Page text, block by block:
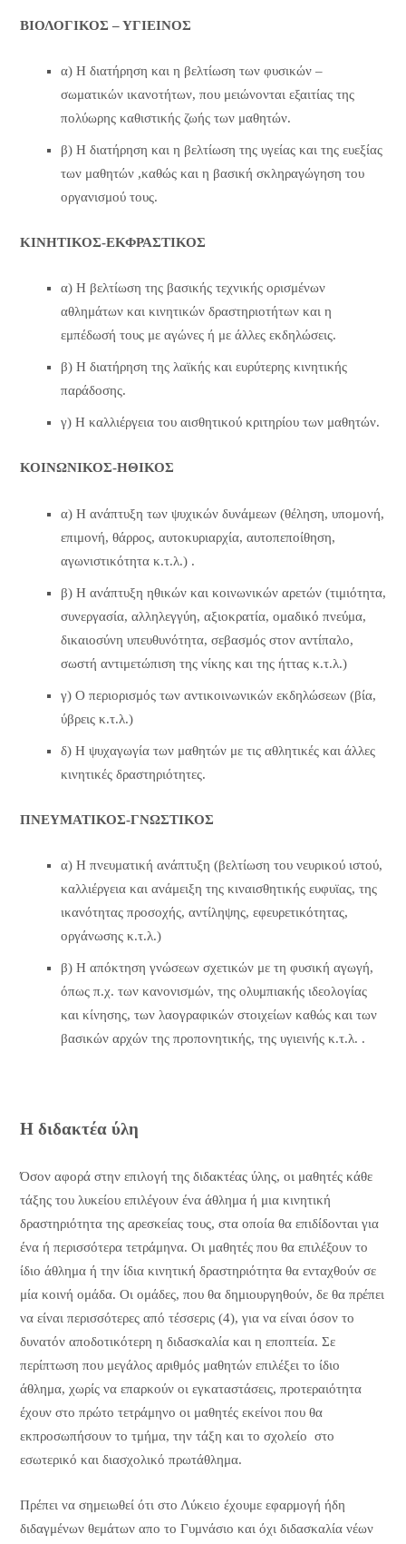
ΒΙΟΛΟΓΙΚΟΣ – ΥΓΙΕΙΝΟΣ
α) Η διατήρηση και η βελτίωση των φυσικών –
σωματικών ικανοτήτων, που μειώνονται εξαιτίας της
πολύωρης καθιστικής ζωής των μαθητών.
β) Η διατήρηση και η βελτίωση της υγείας και της ευεξίας
των μαθητών ,καθώς και η βασική σκληραγώγηση του
οργανισμού τους.
ΚΙΝΗΤΙΚΟΣ-ΕΚΦΡΑΣΤΙΚΟΣ
α) Η βελτίωση της βασικής τεχνικής ορισμένων
αθλημάτων και κινητικών δραστηριοτήτων και η
εμπέδωσή τους με αγώνες ή με άλλες εκδηλώσεις.
β) Η διατήρηση της λαϊκής και ευρύτερης κινητικής
παράδοσης.
γ) Η καλλιέργεια του αισθητικού κριτηρίου των μαθητών.
ΚΟΙΝΩΝΙΚΟΣ-ΗΘΙΚΟΣ
α) Η ανάπτυξη των ψυχικών δυνάμεων (θέληση, υπομονή,
επιμονή, θάρρος, αυτοκυριαρχία, αυτοπεποίθηση,
αγωνιστικότητα κ.τ.λ.) .
β) Η ανάπτυξη ηθικών και κοινωνικών αρετών (τιμιότητα,
συνεργασία, αλληλεγγύη, αξιοκρατία, ομαδικό πνεύμα,
δικαιοσύνη υπευθυνότητα, σεβασμός στον αντίπαλο,
σωστή αντιμετώπιση της νίκης και της ήττας κ.τ.λ.)
γ) Ο περιορισμός των αντικοινωνικών εκδηλώσεων (βία,
ύβρεις κ.τ.λ.)
δ) Η ψυχαγωγία των μαθητών με τις αθλητικές και άλλες
κινητικές δραστηριότητες.
ΠΝΕΥΜΑΤΙΚΟΣ-ΓΝΩΣΤΙΚΟΣ
α) Η πνευματική ανάπτυξη (βελτίωση του νευρικού ιστού,
καλλιέργεια και ανάμειξη της κιναισθητικής ευφυϊας, της
ικανότητας προσοχής, αντίληψης, εφευρετικότητας,
οργάνωσης κ.τ.λ.)
β) Η απόκτηση γνώσεων σχετικών με τη φυσική αγωγή,
όπως π.χ. των κανονισμών, της ολυμπιακής ιδεολογίας
και κίνησης, των λαογραφικών στοιχείων καθώς και των
βασικών αρχών της προπονητικής, της υγιεινής κ.τ.λ. .
Η διδακτέα ύλη
Όσον αφορά στην επιλογή της διδακτέας ύλης, οι μαθητές κάθε
τάξης του λυκείου επιλέγουν ένα άθλημα ή μια κινητική
δραστηριότητα της αρεσκείας τους, στα οποία θα επιδίδονται για
ένα ή περισσότερα τετράμηνα. Οι μαθητές που θα επιλέξουν το
ίδιο άθλημα ή την ίδια κινητική δραστηριότητα θα ενταχθούν σε
μία κοινή ομάδα. Οι ομάδες, που θα δημιουργηθούν, δε θα πρέπει
να είναι περισσότερες από τέσσερις (4), για να είναι όσον το
δυνατόν αποδοτικότερη η διδασκαλία και η εποπτεία. Σε
περίπτωση που μεγάλος αριθμός μαθητών επιλέξει το ίδιο
άθλημα, χωρίς να επαρκούν οι εγκαταστάσεις, προτεραιότητα
έχουν στο πρώτο τετράμηνο οι μαθητές εκείνοι που θα
εκπροσωπήσουν το τμήμα, την τάξη και το σχολείο στο
εσωτερικό και διασχολικό πρωτάθλημα.
Πρέπει να σημειωθεί ότι στο Λύκειο έχουμε εφαρμογή ήδη
διδαγμένων θεμάτων απο το Γυμνάσιο και όχι διδασκαλία νέων